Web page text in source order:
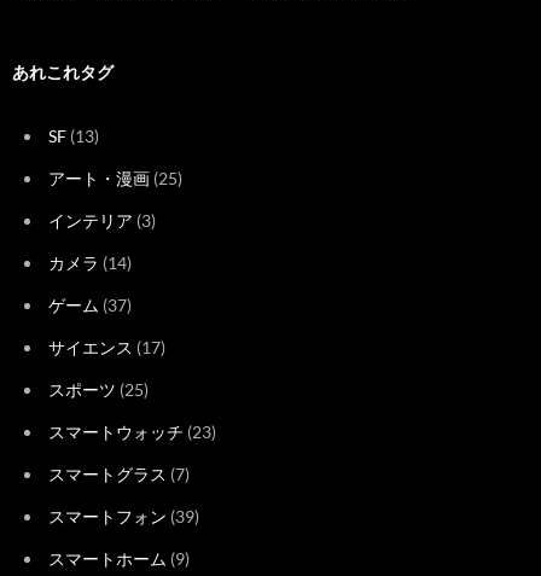
あれこれタグ
SF (13)
アート・漫画 (25)
インテリア (3)
カメラ (14)
ゲーム (37)
サイエンス (17)
スポーツ (25)
スマートウォッチ (23)
スマートグラス (7)
スマートフォン (39)
スマートホーム (9)